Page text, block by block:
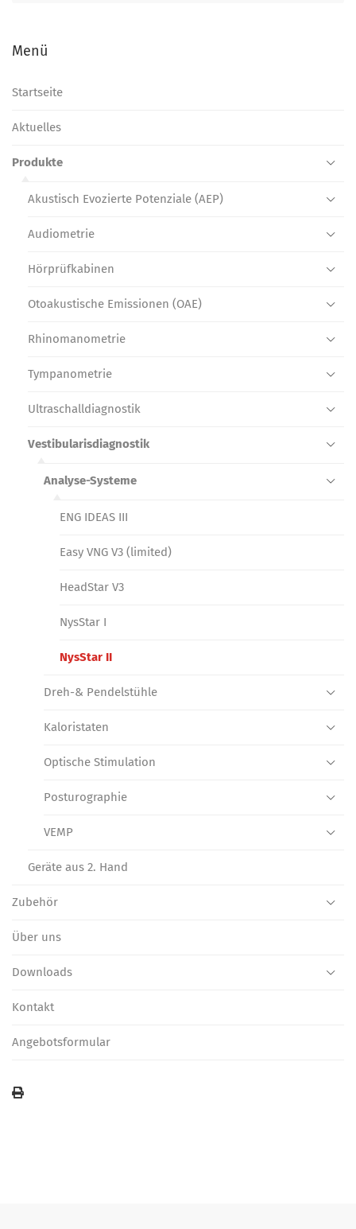
Menü
Startseite
Aktuelles
Produkte
Akustisch Evozierte Potenziale (AEP)
Audiometrie
Hörprüf­kabinen
Otoakustische Emissionen (OAE)
Rhinomano­metrie
Tympanometrie
Ultraschall­diagnostik
Vestibularis­diagnostik
Analyse-Systeme
ENG IDEAS III
Easy VNG V3 (limited)
HeadStar V3
NysStar I
NysStar II
Dreh-& Pendelstühle
Kaloristaten
Optische Stimulation
Posturographie
VEMP
Geräte aus 2. Hand
Zubehör
Über uns
Downloads
Kontakt
Angebotsformular